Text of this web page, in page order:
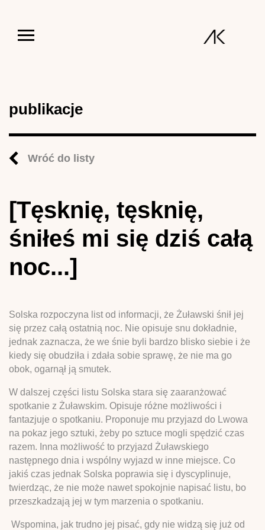
publikacje
Wróć do listy
[Tęsknię, tęsknię,
śniłeś mi się dziś całą
noc...]
Solska rozpoczyna list od informacji, że Żuławski śnił jej
się przez całą ostatnią noc. Nie opisuje snu dokładnie,
jednak zaznacza, że we śnie byli bardzo blisko siebie i że
kiedy się obudziła i zdała sobie sprawę, że nie ma go
obok, ogarnął ją smutek.
W dalszej części listu Solska stara się zaaranżować
spotkanie z Żuławskim. Opisuje różne możliwości i
fantazjuje o spotkaniu. Proponuje mu przyjazd do Lwowa
na pokaz jego sztuki, żeby po sztuce mogli spędzić czas
razem. Inna możliwość to przyjazd Żuławskiego
następnego dnia i wspólny wyjazd w inne miejsce. Co
jakiś czas jednak Solska poprawia się i dyscyplinuje,
twierdząc, że nie może nawet spokojnie napisać listu, bo
przeszkadzają jej w tym marzenia o spotkaniu.
Wspomina, jak trudno jej pisać, gdy nie widzą się już od